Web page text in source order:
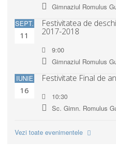
Gimnaziul Romulus
SEPT.
11
Festivitatea de
2017-2018
9:00
Gimnaziul Romulus
IUNIE
16
Festivitate Final de
10:30
Sc. Gimn. Romulus
Vezi toate evenimentele